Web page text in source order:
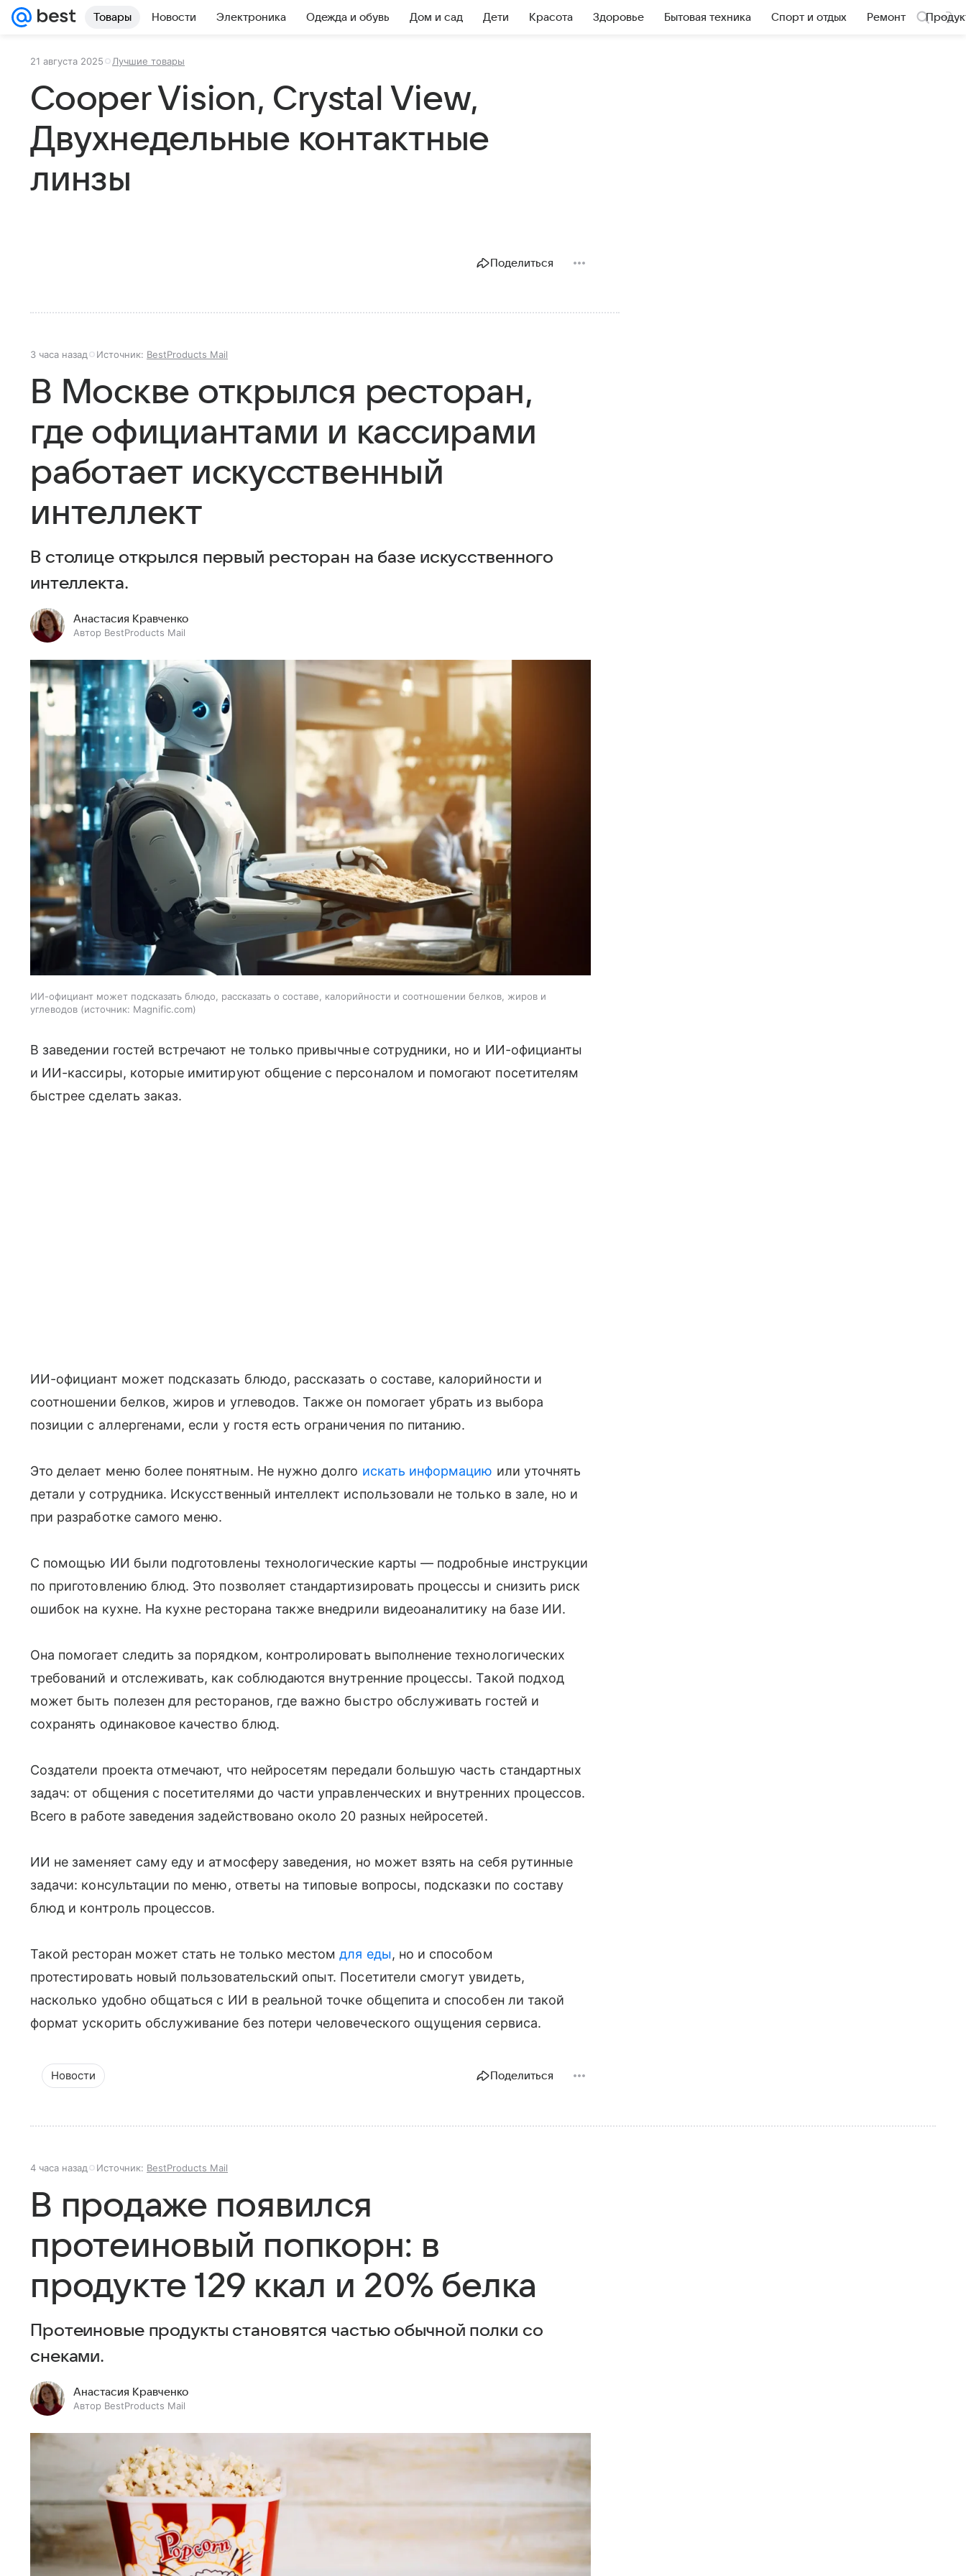
Товары Новости Электроника Одежда и обувь Дом и сад Дети Красота Здоровье Бытовая техника Спорт и отдых Ремонт
21 августа 2025 Лучшие товары
Cooper Vision, Crystal View,
Двухнедельные контактные
линзы
Поделиться
3 часа назад Источник: BestProducts Mail
В Москве открылся ресторан,
где официантами и кассирами
работает искусственный
интеллект
В столице открылся первый ресторан на базе искусственного
интеллекта.
Анастасия Кравченко
Автор BestProducts Mail
ИИ-официант может подсказать блюдо, рассказать о составе, калорийности и соотношении белков, жиров и
углеводов
источник: Magnific.com
В заведении гостей встречают не только привычные сотрудники, но и ИИ-официанты
и ИИ-кассиры, которые имитируют общение с персоналом и помогают посетителям
быстрее сделать заказ.
ИИ-официант может подсказать блюдо, рассказать о составе, калорийности и
соотношении белков, жиров и углеводов. Также он помогает убрать из выбора
позиции с аллергенами, если у гостя есть ограничения по питанию.
Это делает меню более понятным. Не нужно долго искать информацию или уточнять
детали у сотрудника. Искусственный интеллект использовали не только в зале, но и
при разработке самого меню.
С помощью ИИ были подготовлены технологические карты — подробные инструкции
по приготовлению блюд. Это позволяет стандартизировать процессы и снизить риск
ошибок на кухне. На кухне ресторана также внедрили видеоаналитику на базе ИИ.
Она помогает следить за порядком, контролировать выполнение технологических
требований и отслеживать, как соблюдаются внутренние процессы. Такой подход
может быть полезен для ресторанов, где важно быстро обслуживать гостей и
сохранять одинаковое качество блюд.
Создатели проекта отмечают, что нейросетям передали большую часть стандартных
задач: от общения с посетителями до части управленческих и внутренних процессов.
Всего в работе заведения задействовано около 20 разных нейросетей.
ИИ не заменяет саму еду и атмосферу заведения, но может взять на себя рутинные
задачи: консультации по меню, ответы на типовые вопросы, подсказки по составу
блюд и контроль процессов.
Такой ресторан может стать не только местомдля еды, но и способом
протестировать новый пользовательский опыт. Посетители смогут увидеть,
насколько удобно общаться с ИИ в реальной точке общепита и способен ли такой
формат ускорить обслуживание без потери человеческого ощущения сервиса.
Новости Поделиться
4 часа назад Источник: BestProducts Mail
В продаже появился
протеиновый попкорн: в
продукте 129 ккал и 20% белка
Протеиновые продукты становятся частью обычной полки со
снеками.
Анастасия Кравченко
Автор BestProducts Mail